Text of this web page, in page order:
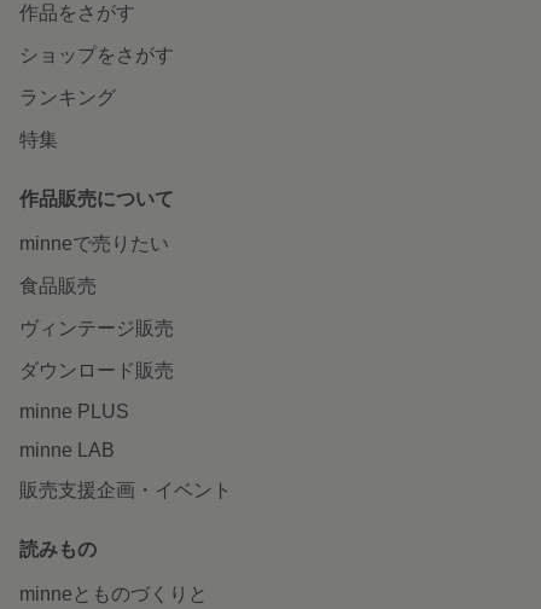
作品をさがす
ショップをさがす
ランキング
特集
作品販売について
minneで売りたい
食品販売
ヴィンテージ販売
ダウンロード販売
minne PLUS
minne LAB
販売支援企画・イベント
読みもの
minneとものづくりと